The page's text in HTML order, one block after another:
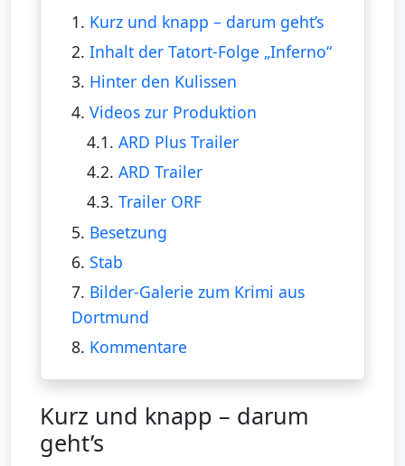
1. Kurz und knapp – darum geht’s
2. Inhalt der Tatort-Folge „Inferno“
3. Hinter den Kulissen
4. Videos zur Produktion
4.1.ARD Plus Trailer
4.2.ARD Trailer
4.3.Trailer ORF
5. Besetzung
6. Stab
7. Bilder-Galerie zum Krimi aus
Dortmund
8. Kommentare
Kurz und knapp – darum
geht’s